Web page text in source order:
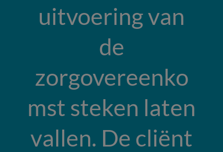
uitvoering van
de
zorgovereenko
mst steken laten
vallen. De cliënt